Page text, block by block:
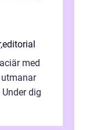
,editorial
med
dig